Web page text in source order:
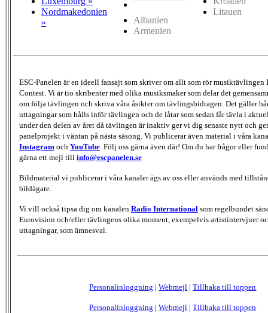
Nordmakedonien
»
Albanien
Armenien
Litauen
ESC-Panelen är en ideell fansajt som skriver om allt som rör musiktävlingen
Contest. Vi är tio skribenter med olika musiksmaker som delar det
om följa tävlingen och skriva våra åsikter om tävlingsbidragen. Det gäller
uttagningar som hålls inför tävlingen och de låtar som sedan får tävla i
under den delen av året då tävlingen är inaktiv ger vi dig senaste nytt och
panelprojekt i väntan på nästa säsong. Vi publicerar även material i våra
Instagram och YouTube. Följ oss gärna även där! Om du har frågor eller
gärna ett mejl till info@escpanelen.se
Bildmaterial vi publicerar i våra kanaler ägs av oss eller används med
bildägare.
Vi vill också tipsa dig om kanalen Radio International som regelbundet
Eurovision och/eller tävlingens olika moment, exempelvis artistintervjuer
uttagningar, som ämnesval.
Personalinloggning |Webmejl |Tillbaka till toppen
Personalinloggning |Webmejl |Tillbaka till toppen